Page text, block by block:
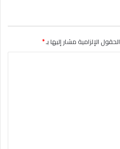
الحقول الإلزامية مشار إليها بـ*